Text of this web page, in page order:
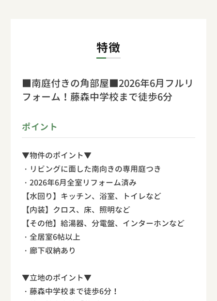
特徴
■南庭付きの角部屋■2026年6月フルリ
フォーム！藤森中学校まで徒歩6分
ポイント
▼物件のポイント▼
・リビングに面した南向きの専用庭つき
・2026年6月全室リフォーム済み
【水回り】キッチン、浴室、トイレなど
【内装】クロス、床、照明など
【その他】給湯器、分電盤、インターホンなど
・全居室6帖以上
・廊下収納あり
▼立地のポイント▼
・藤森中学校まで徒歩6分！